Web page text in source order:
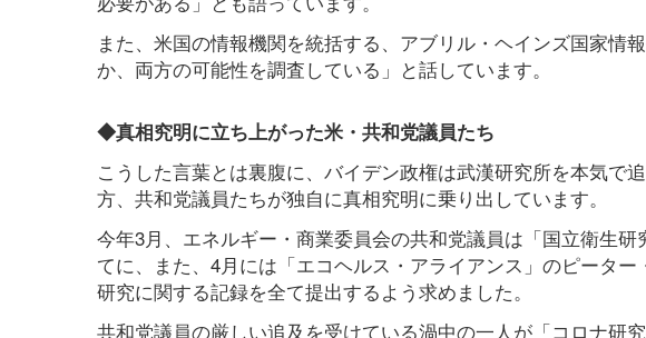
また、米国の情報機関を統括する、アブリル・ヘインズ国家情
か、両方の可能性を調査している」と話しています。
◆真相究明に立ち上がった米・共和党議員たち
こうした言葉とは裏腹に、バイデン政権は武漢研究所を本気で
方、共和党議員たちが独自に真相究明に乗り出しています。
今年3月、エネルギー・商業委員会の共和党議員は「国立衛生
てに、また、4月には「エコヘルス・アライアンス」のピータ
研究に関する記録を全て提出するよう求めました。
共和党議員の厳しい追及を受けている渦中の一人が「コロナ研